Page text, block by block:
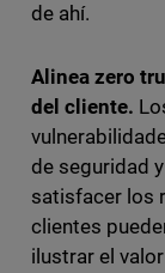
de ahí.
Alinea zero
del cliente.
de seguridad
satisfacer los
clientes
ilustrar el